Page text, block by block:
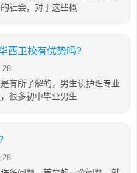
社会，对于这些概
西卫校有优势吗?
28
有所了解的，男生读护理专业
很多初中毕业男生
28